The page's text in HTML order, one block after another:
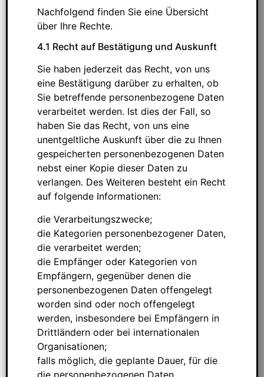
Nachfolgend finden Sie eine Übersicht
über Ihre Rechte.
4.1 Recht auf Bestätigung und Auskunft
Sie haben jederzeit das Recht, von uns
eine Bestätigung darüber zu erhalten, ob
Sie betreffende personenbezogene Daten
verarbeitet werden. Ist dies der Fall, so
haben Sie das Recht, von uns eine
unentgeltliche Auskunft über die zu Ihnen
gespeicherten personenbezogenen Daten
nebst einer Kopie dieser Daten zu
verlangen. Des Weiteren besteht ein Recht
auf folgende Informationen:
die Verarbeitungszwecke;
die Kategorien personenbezogener Daten,
die verarbeitet werden;
die Empfänger oder Kategorien von
Empfängern, gegenüber denen die
personenbezogenen Daten offengelegt
worden sind oder noch offengelegt
werden, insbesondere bei Empfängern in
Drittländern oder bei internationalen
Organisationen;
falls möglich, die geplante Dauer, für die
die personenbezogenen Daten